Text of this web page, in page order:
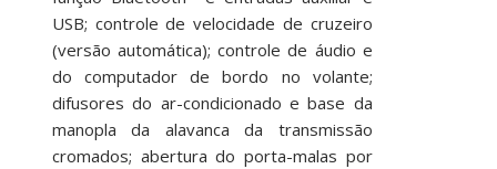
USB; controle de velocidade de cruzeiro
(versão automática); controle de áudio e
do computador de bordo no volante;
difusores do ar-condicionado e base da
manopla da alavanca da transmissão
cromados; abertura do porta-malas por